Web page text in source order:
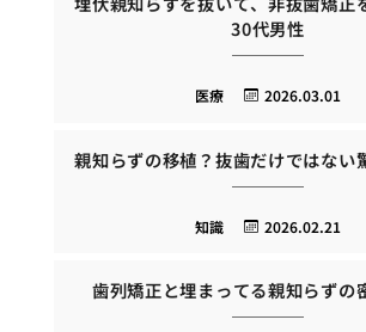
30代男性
2026.03.01
医療
親知らずの移植？抜歯だけではない
2026.02.21
知識
歯列矯正と埋まってる親知らずの